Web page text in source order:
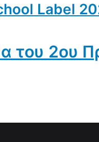
Label
του 2ου